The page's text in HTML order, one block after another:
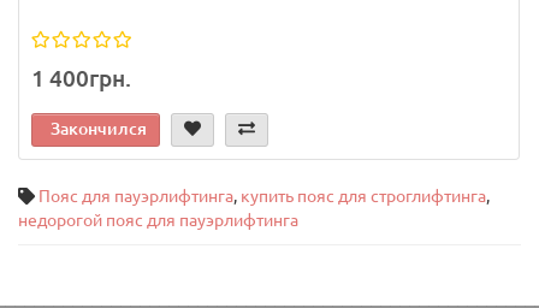
1 400грн.
Закончился
Пояс для пауэрлифтинга, купить пояс для строглифтинга,
недорогой пояс для пауэрлифтинга